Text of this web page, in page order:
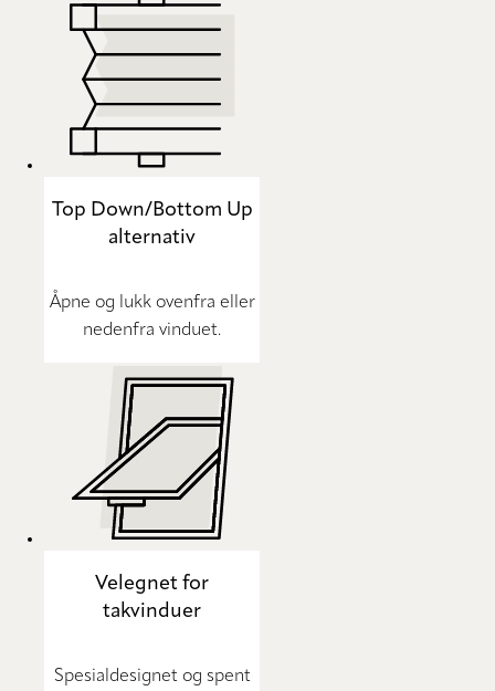
Top Down/Bottom Up
alternativ
Åpne og lukk ovenfra eller
nedenfra vinduet.
Velegnet for
takvinduer
Spesialdesignet og spent